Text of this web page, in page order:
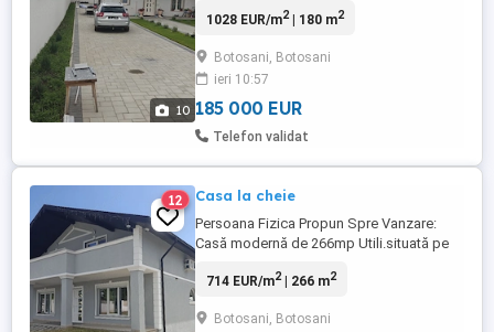
10
completată de o terasa însumând 15 mp.-
Proprietatea este compusă din două
unități individuale, fiecare având propriul
living cu bucătărie ...
1028 EUR/m2| 180 m2
Botosani, Botosani
ieri 10:57
185 000 EUR
Telefon validat
12 Casa la cheie
Persoana Fizica Propun Spre Vanzare:
Casă modernă de 266mp Utili.situată pe
proprietate se remarcă printr-o clasă
costuri reduse la utilități.* Casa are o
714 EUR/m2| 266 m2
Botosani, Botosani